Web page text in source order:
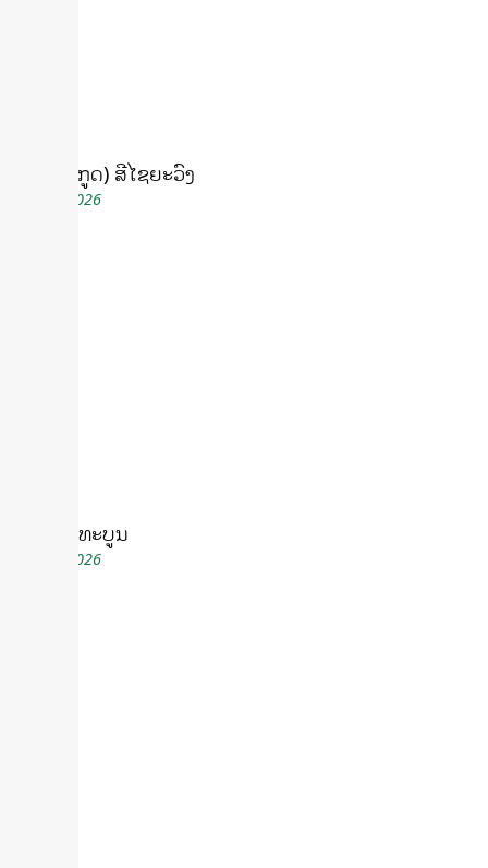
ໄພວັນ(ຕູ້ກູດ) ສີໄຊຍະວົງ
July 24, 2026
ຄຳພູ ພັນທະບູນ
July 16, 2026